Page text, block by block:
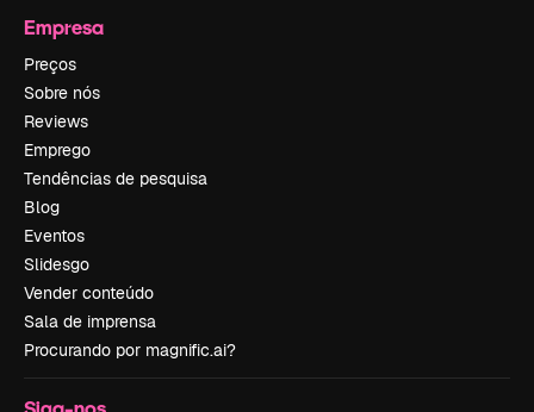
Empresa
Preços
Sobre nós
Reviews
Emprego
Tendências de pesquisa
Blog
Eventos
Slidesgo
Vender conteúdo
Sala de imprensa
Procurando por magnific.ai?